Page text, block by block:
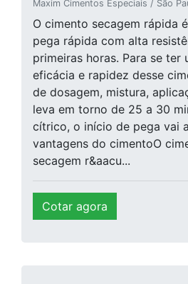
Maxim Cimentos Especiais / São
O cimento secagem rápida
pega rápida com alta
primeiras horas. Para se ter
eficácia e rapidez desse
de dosagem, mistura,
leva em torno de 25 a 30
cítrico, o início de pega vai
vantagens do cimentoO
secagem r&aacu...
Cotar agora